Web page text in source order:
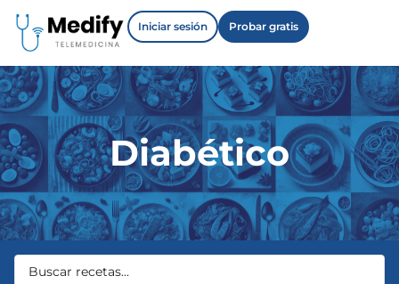
Iniciar sesión Probar gratis
Diabético